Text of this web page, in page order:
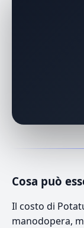
Cosa può
Il costo di
manodopera,